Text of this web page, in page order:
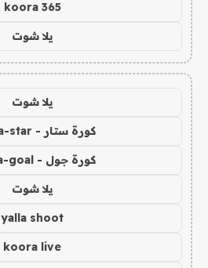
koora 365
يلا شوت
يلا شوت
كورة ستار - koora-star
كورة جول - koora-goal
يلا شوت
yalla shoot
koora live